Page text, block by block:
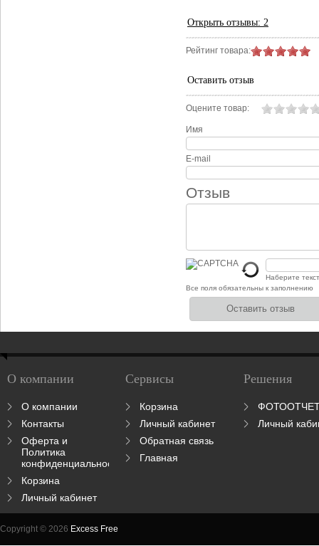
Открыть отзывы: 2
Рейтинг товара:
Оставить отзыв
Оцените товар:
Имя
E-mail
Отзыв
Наберите
Все поля обязательны к заполнению
О компании
О компании
Контакты
Оферта и
Политика
конфиденциальности
Корзина
Личный кабинет
Сервисы
Корзина
Личный кабинет
Обратная связь
Главная
Решения
Личный
Copyright © 2026 Excess Free